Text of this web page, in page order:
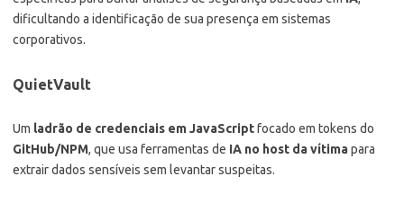
dificultando a identificação de sua presença em sistemas
corporativos.
QuietVault
Um ladrão de credenciais em JavaScriptfocado em tokens do
GitHub/NPM, que usa ferramentas de IA no host da vítimapara
extrair dados sensíveis sem levantar suspeitas.